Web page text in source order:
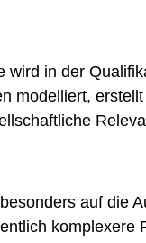
in der
modelliert,
auf die